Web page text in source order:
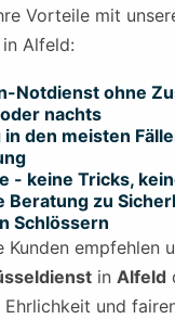
Vorteile mit
Alfeld:
Notdienst ohne
nachts
den meisten
- keine Tricks,
Beratung zu
Schlössern
Kunden empfehlen
in Alfeld
und